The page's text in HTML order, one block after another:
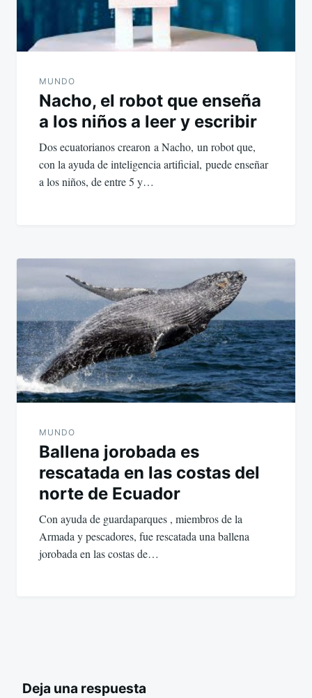
MUNDO
Nacho, el robot que enseña
a los niños a leer y escribir
Dos ecuatorianos crearon a Nacho, un robot que,
con la ayuda de inteligencia artificial, puede enseñar
a los niños, de entre 5 y…
MUNDO
Ballena jorobada es
rescatada en las costas del
norte de Ecuador
Con ayuda de guardaparques , miembros de la
Armada y pescadores, fue rescatada una ballena
jorobada en las costas de…
Deja una respuesta